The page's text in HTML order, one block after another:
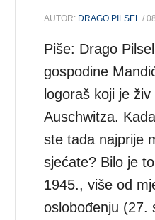
AUTOR: DRAGO PILSEL /
Piše: Drago
gospodine
logoraš koji je
Auschwitza.
ste tada najprije
sjećate? Bilo je
1945., više od
oslobođenju (27.